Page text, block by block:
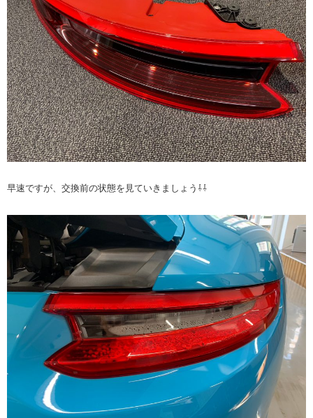
早速ですが、交換前の状態を見ていきましょう⇩⇩